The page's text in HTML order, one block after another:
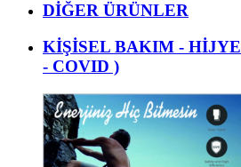
DİĞER ÜRÜNLER
KİŞİSEL BAKIM -
- COVID )